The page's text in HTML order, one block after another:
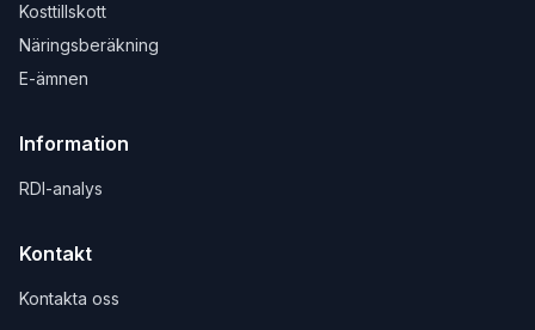
Kosttillskott
Näringsberäkning
E-ämnen
Information
RDI-analys
Kontakt
Kontakta oss